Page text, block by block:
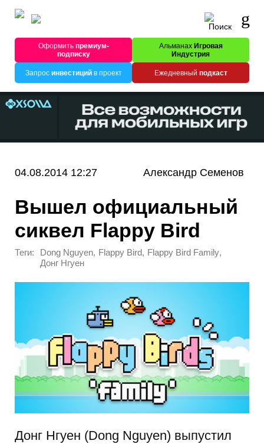
Оформитьпремиум-
подписку
Альманах Игровая
Индустрия
Запрос инвестицийв проект Ежедневный подкаст
04.08.2014 12:27 Александр Семенов
Вышел официальный
сиквел Flappy Bird
Теги: Dong Nguyen, Flappy Bird, Flappy Bird Family,
Донг Нгуен
Донг Нгуен (Dong Nguyen) выпустил